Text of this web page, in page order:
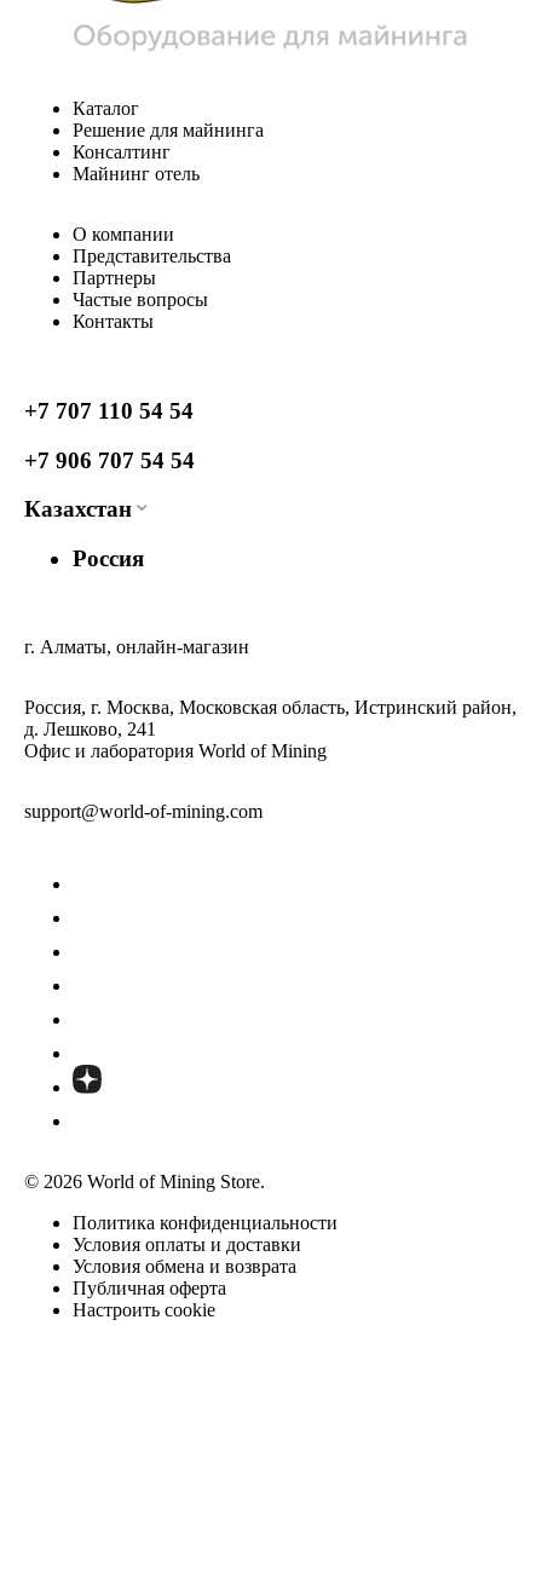
Каталог
Решение для майнинга
Консалтинг
Майнинг отель
О компании
Представительства
Партнеры
Частые вопросы
Контакты
+7 707 110 54 54
+7 906 707 54 54
Казахстан
Россия
г. Алматы, онлайн-магазин
Россия, г. Москва, Московская область, Истринский район,
д. Лешково, 241
Офис и лаборатория World of Mining
support@world-of-mining.com
© 2026 World of Mining Store.
Политика конфиденциальности
Условия оплаты и доставки
Условия обмена и возврата
Публичная оферта
Настроить cookie